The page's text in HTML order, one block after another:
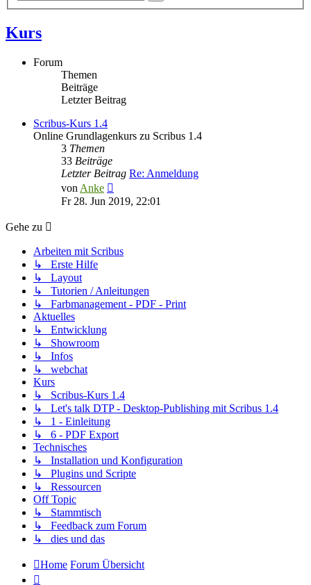
Kurs
Forum
Themen
Beiträge
Letzter Beitrag
Scribus-Kurs 1.4
Online Grundlagenkurs zu Scribus 1.4
3 Themen
33 Beiträge
Letzter Beitrag Re: Anmeldung
von Anke
Beitrag
Fr 28. Jun 2019, 22:01
Gehe zu
Arbeiten mit Scribus
↳ Erste Hilfe
↳ Layout
↳ Tutorien / Anleitungen
↳ Farbmanagement - PDF - Print
Aktuelles
↳ Entwicklung
↳ Showroom
↳ Infos
↳ webchat
Kurs
↳ Scribus-Kurs 1.4
↳ Let's talk DTP - Desktop-Publishing mit Scribus 1.4
↳ 1 - Einleitung
↳ 6 - PDF Export
Technisches
↳ Installation und Konfiguration
↳ Plugins und Scripte
↳ Ressourcen
Off Topic
↳ Stammtisch
↳ Feedback zum Forum
↳ dies und das
Home Forum Übersicht